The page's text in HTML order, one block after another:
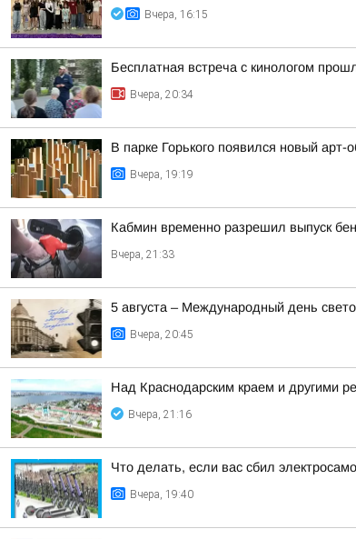
Вчера, 16:15
Бесплатная встреча с кинологом
Вчера, 20:34
В парке Горького появился новый арт-
Вчера, 19:19
Кабмин временно разрешил выпуск
Вчера, 21:33
5 августа – Международный день
Вчера, 20:45
Над Краснодарским краем и другими
Вчера, 21:16
Что делать, если вас сбил
Вчера, 19:40